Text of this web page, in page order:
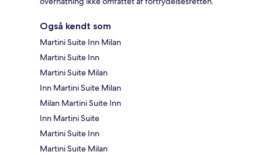
Også kendt som
Martini Suite Inn Milan
Martini Suite Inn
Martini Suite Milan
Inn Martini Suite Milan
Milan Martini Suite Inn
Inn Martini Suite
Martini Suite Inn
Martini Suite Milan